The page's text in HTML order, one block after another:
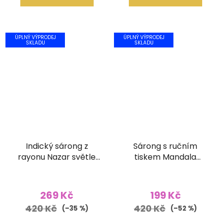
ÚPLNÝ VÝPRODEJ
SKLADU
Indický sárong z
rayonu Nazar světle
hodnocení
produktu
269 Kč
420 Kč (–35 %)
ÚPLNÝ VÝPRODEJ
SKLADU
Sárong s ručním
tiskem Mandala
199 Kč
420 Kč (–52 %)